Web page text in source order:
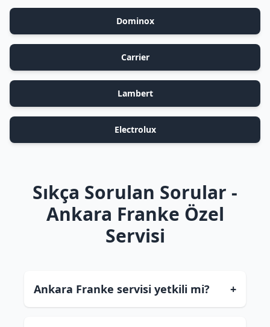
Dominox
Carrier
Lambert
Electrolux
Sıkça Sorulan Sorular -
Ankara Franke Özel
Servisi
Ankara Franke servisi yetkili mi? +